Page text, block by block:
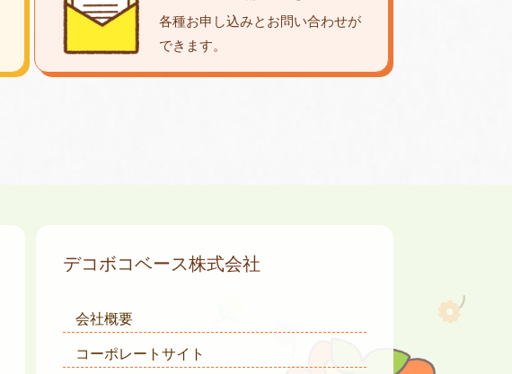
各種お申し込みとお問い合わせが
できます。
デコボコベース株式会社
会社概要
コーポレートサイト